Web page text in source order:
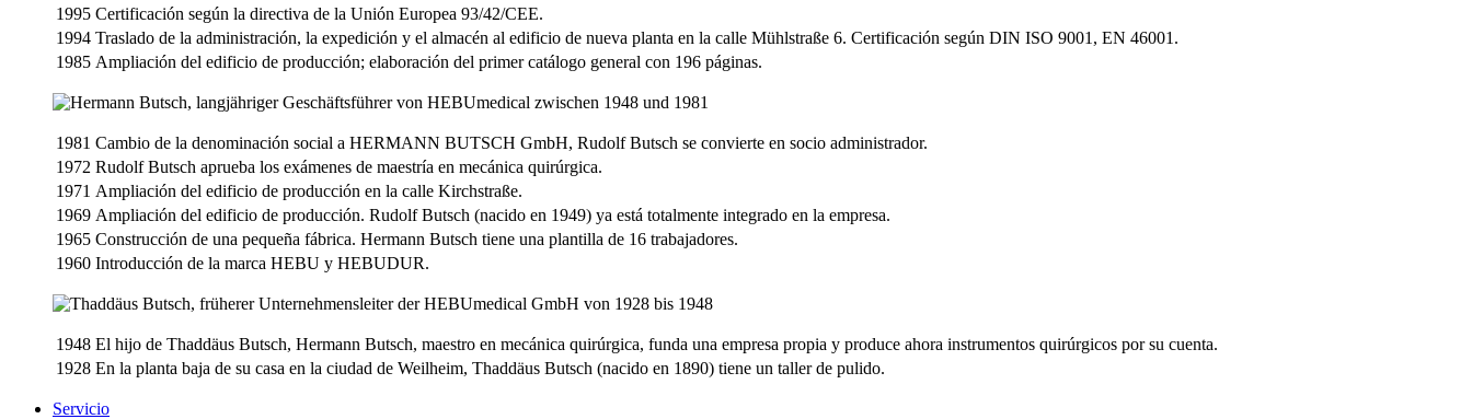
1995 Certificación según la directiva de la Unión Europea 93/42/CEE.
1994 Traslado de la administración, la expedición y el almacén al edificio de nueva planta en la calle Mühlstraße 6. Certificación según DIN ISO 9001, EN 46001.
1985 Ampliación del edificio de producción; elaboración del primer catálogo general con 196 páginas.
1981 Cambio de la denominación social a HERMANN BUTSCH GmbH, Rudolf Butsch se convierte en socio administrador.
1972 Rudolf Butsch aprueba los exámenes de maestría en mecánica quirúrgica.
1971 Ampliación del edificio de producción en la calle Kirchstraße.
1969 Ampliación del edificio de producción. Rudolf Butsch (nacido en 1949) ya está totalmente integrado en la empresa.
1965 Construcción de una pequeña fábrica. Hermann Butsch tiene una plantilla de 16 trabajadores.
1960 Introducción de la marca HEBU y HEBUDUR.
1948 El hijo de Thaddäus Butsch, Hermann Butsch, maestro en mecánica quirúrgica, funda una empresa propia y produce ahora instrumentos quirúrgicos por su cuenta.
1928 En la planta baja de su casa en la ciudad de Weilheim, Thaddäus Butsch (nacido en 1890) tiene un taller de pulido.
Servicio